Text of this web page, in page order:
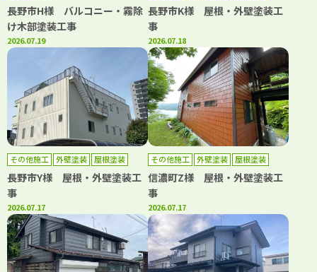
長野市H様 バルコニー・霧除
け木部塗装工事
2026.07.19
長野市K様 屋根・外壁塗装工
事
2026.07.18
その他施工 外壁塗装 屋根塗装
長野市Y様 屋根・外壁塗装工
事
2026.07.17
その他施工 外壁塗装 屋根塗装
信濃町Z様 屋根・外壁塗装工
事
2026.07.17